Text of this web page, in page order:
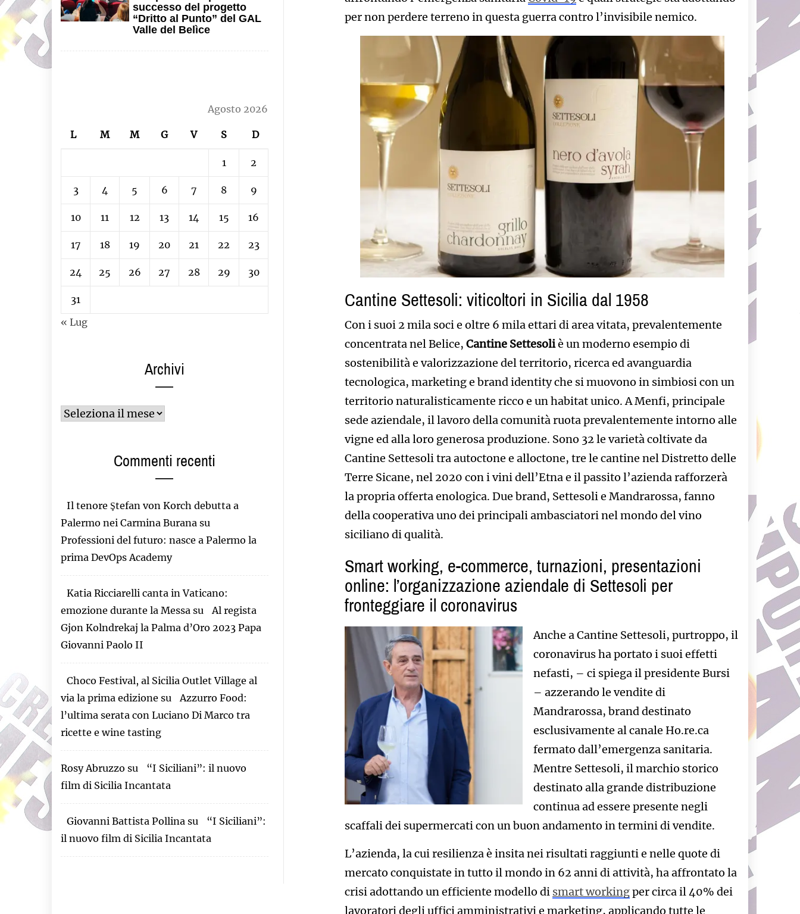
per non perdere terreno in questa guerra contro l’invisibile nemico.
Cantine Settesoli: viticoltori in Sicilia dal 1958
Con i suoi 2 mila soci e oltre 6 mila ettari di area vitata, prevalentemente
concentrata nel Belice,Cantine Settesoliè un moderno esempio di
sostenibilità e valorizzazione del territorio, ricerca ed avanguardia
tecnologica, marketing e brand identity che si muovono in simbiosi con un
territorio naturalisticamente ricco e un habitat unico. A Menfi, principale
sede aziendale, il lavoro della comunità ruota prevalentemente intorno alle
vigne ed alla loro generosa produzione. Sono 32 le varietà coltivate da
Cantine Settesoli tra autoctone e alloctone, tre le cantine nel Distretto delle
Terre Sicane, nel 2020 con i vini dell’Etna e il passito l’azienda rafforzerà
la propria offerta enologica. Due brand, Settesoli e Mandrarossa, fanno
della cooperativa uno dei principali ambasciatori nel mondo del vino
siciliano di qualità.
Smart working, e-commerce, turnazioni, presentazioni
online: l’organizzazione aziendale di Settesoli per
fronteggiare il coronavirus
Anche a Cantine Settesoli, purtroppo, il
coronavirus ha portato i suoi effetti
nefasti, – ci spiega il presidente Bursi
– azzerando le vendite di
Mandrarossa, brand destinato
esclusivamente al canale Ho.re.ca
fermato dall’emergenza sanitaria.
Mentre Settesoli, il marchio storico
destinato alla grande distribuzione
continua ad essere presente negli
scaffali dei supermercati con un buon andamento in termini di vendite.
L’azienda, la cui resilienza è insita nei risultati raggiunti e nelle quote di
mercato conquistate in tutto il mondo in 62 anni di attività, ha affrontato la
crisi adottando un efficiente modello di smart workingper circa il 40% dei
lavoratori degli uffici amministrativi e marketing, applicando tutte le
successo del progetto
“Dritto al Punto” del GAL
Valle del Belìce
Agosto 2026
L M M G V S D
1 2
3 4 5 6 7 8 9
10 11 12 13 14 15 16
17 18 19 20 21 22 23
24 25 26 27 28 29 30
31
« Lug
Archivi
Archivi
Commenti recenti
Il tenore Ştefan von Korch debutta a
Palermo nei Carmina Burana su
Professioni del futuro: nasce a Palermo la
prima DevOps Academy
Katia Ricciarelli canta in Vaticano:
emozione durante la Messa su
Al regista
Gjon Kolndrekaj la Palma d’Oro 2023 Papa
Giovanni Paolo II
Choco Festival, al Sicilia Outlet Village al
via la prima edizione su
Azzurro Food:
l’ultima serata con Luciano Di Marco tra
ricette e wine tasting
Rosy Abruzzo su
“I Siciliani”: il nuovo
film di Sicilia Incantata
Giovanni Battista Pollina su
“I Siciliani”:
il nuovo film di Sicilia Incantata